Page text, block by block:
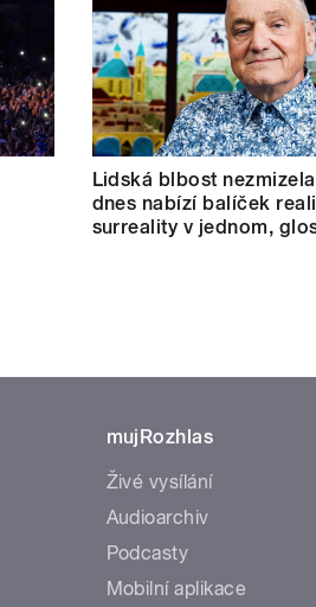
Lidská blbost
dnes nabízí balíček
surreality v jednom,
mujRozhlas
Živé vysílání
Audioarchiv
Podcasty
Mobilní aplikace